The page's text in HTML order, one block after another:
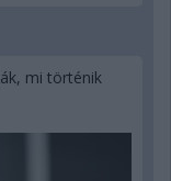
mi történik